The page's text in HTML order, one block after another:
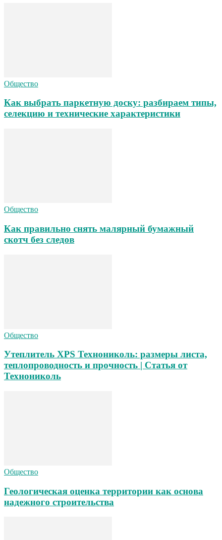
Общество
Как выбрать паркетную доску: разбираем типы,
селекцию и технические характеристики
Общество
Как правильно снять малярный бумажный
скотч без следов
Общество
Утеплитель XPS Технониколь: размеры листа,
теплопроводность и прочность | Статья от
Технониколь
Общество
Геологическая оценка территории как основа
надежного строительства